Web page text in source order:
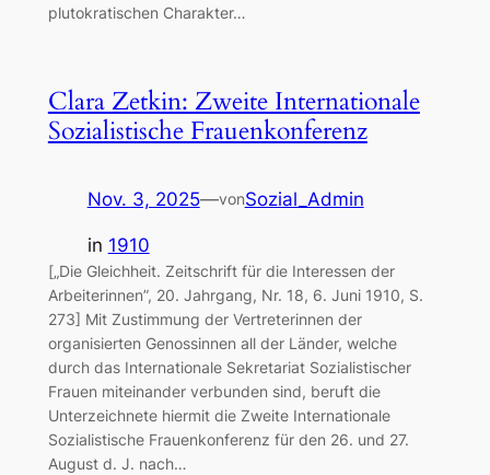
plutokratischen Charakter…
Clara Zetkin: Zweite Internationale
Sozialistische Frauenkonferenz
Nov. 3, 2025—vonSozial_Admin
in 1910
[„Die Gleichheit. Zeitschrift für die Interessen der
Arbeiterinnen”, 20. Jahrgang, Nr. 18, 6. Juni 1910, S.
273] Mit Zustimmung der Vertreterinnen der
organisierten Genossinnen all der Länder, welche
durch das Internationale Sekretariat Sozialistischer
Frauen miteinander verbunden sind, beruft die
Unterzeichnete hiermit die Zweite Internationale
Sozialistische Frauenkonferenz für den 26. und 27.
August d. J. nach…